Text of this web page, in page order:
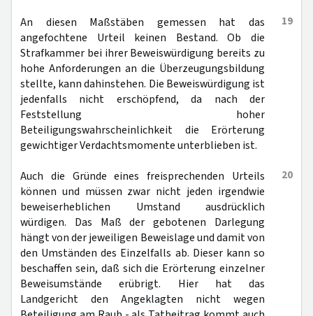
19
An diesen Maßstäben gemessen hat das
angefochtene Urteil keinen Bestand. Ob die
Strafkammer bei ihrer Beweiswürdigung bereits zu
hohe Anforderungen an die Überzeugungsbildung
stellte, kann dahinstehen. Die Beweiswürdigung ist
jedenfalls nicht erschöpfend, da nach der
Feststellung hoher
Beteiligungswahrscheinlichkeit die Erörterung
gewichtiger Verdachtsmomente unterblieben ist.
20
Auch die Gründe eines freisprechenden Urteils
können und müssen zwar nicht jeden irgendwie
beweiserheblichen Umstand ausdrücklich
würdigen. Das Maß der gebotenen Darlegung
hängt von der jeweiligen Beweislage und damit von
den Umständen des Einzelfalls ab. Dieser kann so
beschaffen sein, daß sich die Erörterung einzelner
Beweisumstände erübrigt. Hier hat das
Landgericht den Angeklagten nicht wegen